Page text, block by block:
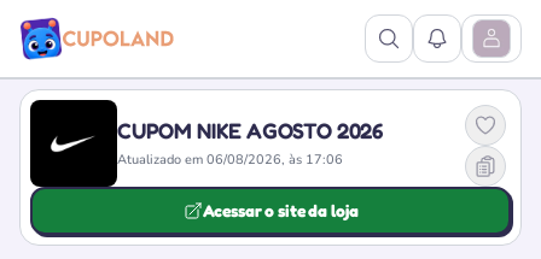
Ver Pesquisa
Ver Abrir
CUPOM NIKE AGOSTO 2026
Atualizado em 06/08/2026, às 17:06
Acessar o site da loja